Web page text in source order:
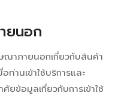
ยนอก
ณาภายนอกเกี่ยวกับสินค้า
ท่านเข้าใช้บริการและ
ยข้อมูลเกี่ยวกับการเข้าใช้